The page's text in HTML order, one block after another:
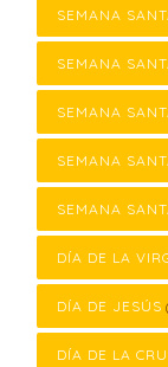
SEMANA
SEMANA
SEMANA
SEMANA
SEMANA
DÍA DE LA
DÍA DE JESÚS
DÍA DE LA